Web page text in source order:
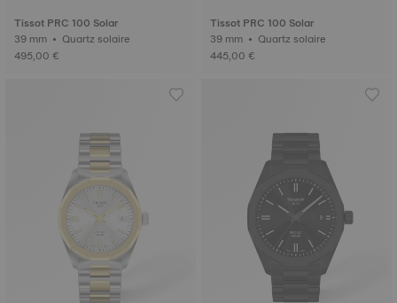
Tissot PRC 100 Solar
39 mm • Quartz solaire
495,00 €
Tissot PRC 100 Solar
39 mm • Quartz solaire
445,00 €